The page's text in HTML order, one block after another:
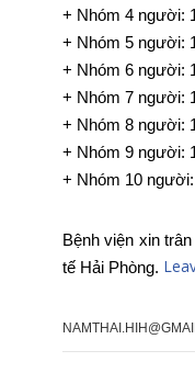
+ Nhóm 4 người:
+ Nhóm 5 người:
+ Nhóm 6 người:
+ Nhóm 7 người:
+ Nhóm 8 người:
+ Nhóm 9 người:
+ Nhóm 10
Bệnh viện xin
tế Hải Phòng.